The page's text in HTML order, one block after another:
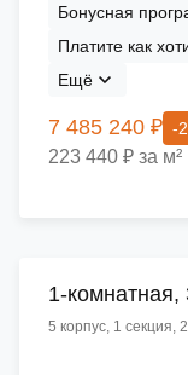
Бонусная
Платите как
Ещё
7 485 240 ₽ -
223 440 ₽ за м²
1-комнатная,
5 корпус, 1 секция,